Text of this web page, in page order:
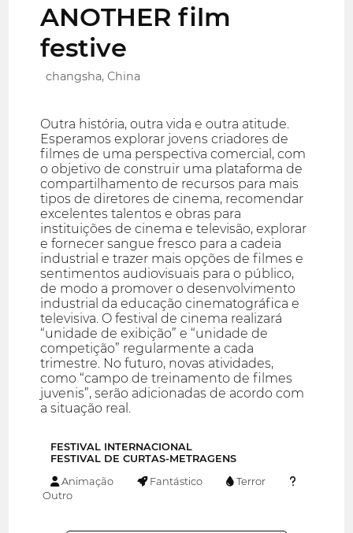
ANOTHER film
festive
changsha, China
Outra história, outra vida e outra atitude.
Esperamos explorar jovens criadores de
filmes de uma perspectiva comercial, com
o objetivo de construir uma plataforma de
compartilhamento de recursos para mais
tipos de diretores de cinema, recomendar
excelentes talentos e obras para
instituições de cinema e televisão, explorar
e fornecer sangue fresco para a cadeia
industrial e trazer mais opções de filmes e
sentimentos audiovisuais para o público,
de modo a promover o desenvolvimento
industrial da educação cinematográfica e
televisiva. O festival de cinema realizará
“unidade de exibição” e “unidade de
competição” regularmente a cada
trimestre. No futuro, novas atividades,
como “campo de treinamento de filmes
juvenis”, serão adicionadas de acordo com
a situação real.
FESTIVAL INTERNACIONAL
FESTIVAL DE CURTAS-METRAGENS
Animação Fantástico
Terror
Outro